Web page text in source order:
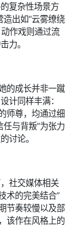
复杂性场景方
出如“云雾缭绕
作戏则通过流
力。
的成长并非一蹴
计同样丰满：
师尊，均通过细
与背叛”为张力
讨论。
社交媒体相关
术的完美结合”
节奏较慢以及部
该作在风格上的